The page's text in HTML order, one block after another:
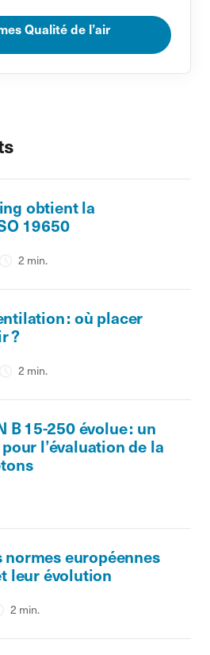
Qualité de l’air
obtient la
19650
2 min.
: où placer
?
2 min.
B 15-250 évolue : un
l’évaluation de la
normes européennes
leur évolution
2 min.